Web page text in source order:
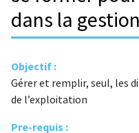
dans la
Objectif :
Gérer et remplir, seul, les
de l’exploitation
Pre-requis :